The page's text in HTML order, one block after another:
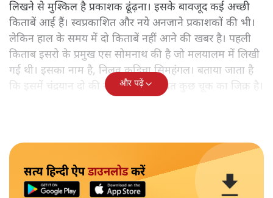
लिखने से मुश्किल है प्रकाशक ढूंढ़ना। इसके बावजूद कई अच्छी
किताबें आई हैं। स्वप्रकाशित और नये अनजाने प्रकाशकों की भी।
लेकिन हाल के समय में दो किताबें नहीं आने की खबर है। पहली
किताब इसरो के प्रमुख एस सोमनाथ की है जो मलयालम में लिखी
गई थी। इसका नाम है, निलवु कुडिचा सिमहंगल। बताया जाता है
कि इसमें चंद्रयान दो की नाकामी से संबंधित कुछ चूक का जिक्र है।
और पढ़ें
सत्य हिन्दी ऐपडाउनलोडकरें